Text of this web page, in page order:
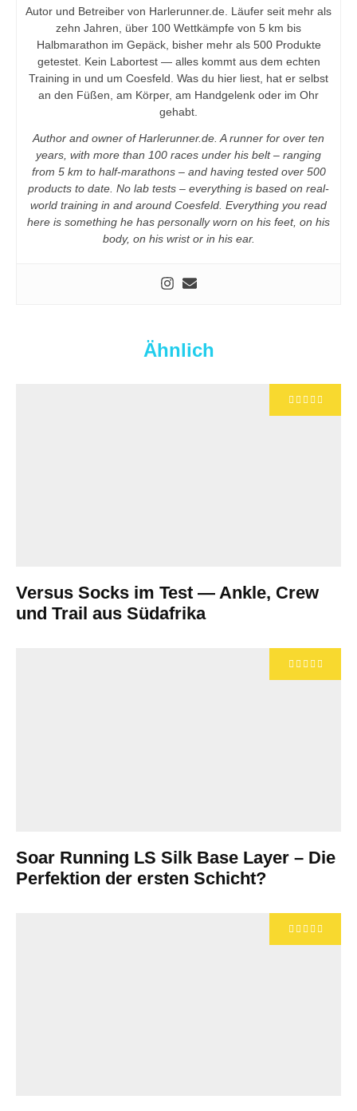
Autor und Betreiber von Harlerunner.de. Läufer seit mehr als
zehn Jahren, über 100 Wettkämpfe von 5 km bis
Halbmarathon im Gepäck, bisher mehr als 500 Produkte
getestet. Kein Labortest — alles kommt aus dem echten
Training in und um Coesfeld. Was du hier liest, hat er selbst
an den Füßen, am Körper, am Handgelenk oder im Ohr
gehabt.
Author and owner of Harlerunner.de. A runner for over ten
years, with more than 100 races under his belt – ranging
from 5 km to half-marathons – and having tested over 500
products to date. No lab tests – everything is based on real-
world training in and around Coesfeld. Everything you read
here is something he has personally worn on his feet, on his
body, on his wrist or in his ear.
Ähnlich
Versus Socks im Test — Ankle, Crew
und Trail aus Südafrika
Soar Running LS Silk Base Layer – Die
Perfektion der ersten Schicht?